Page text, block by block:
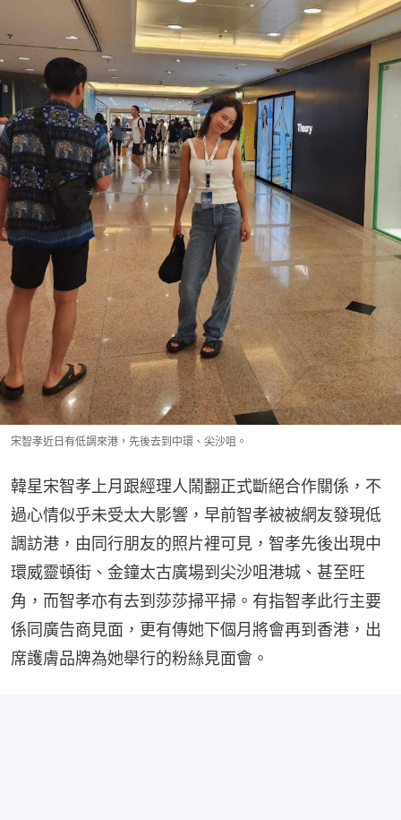
宋智孝近日有低調來港，先後去到中環、尖沙咀。
韓星宋智孝上月跟經理人鬧翻正式斷絕合作關係，不
過心情似乎未受太大影響，早前智孝被被網友發現低
調訪港，由同行朋友的照片裡可見，智孝先後出現中
環威靈頓街、金鐘太古廣場到尖沙咀港城、甚至旺
角，而智孝亦有去到莎莎掃平掃。有指智孝此行主要
係同廣告商見面，更有傳她下個月將會再到香港，出
席護膚品牌為她舉行的粉絲見面會。